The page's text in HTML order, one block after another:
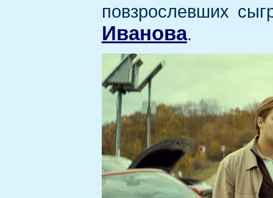
повзрослевших
Иванова.